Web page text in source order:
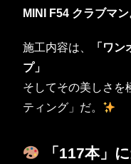
MINI F54 クラブマン
施工内容は、
「ワ
プ」
そしてその美しさを
ティング」だ。
「117本」